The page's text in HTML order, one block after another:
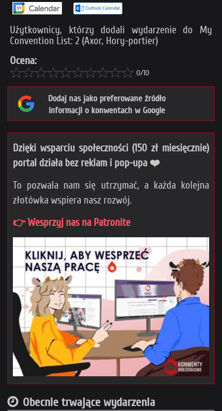
Użytkownicy, którzy dodali wydarzenie do My
Convention List: 2 (Axor, Hory-portier)
Ocena:
0/10
Dodaj nas jako preferowane źródło
informacji o konwentach w Google
Dzięki wsparciu społeczności (150 zł miesięcznie)
portal działa bez reklam i pop-upa ❤️
To pozwala nam się utrzymać, a każda kolejna
złotówka wspiera nasz rozwój.
👉 Wesprzyj nas na Patronite
Obecnie trwające wydarzenia